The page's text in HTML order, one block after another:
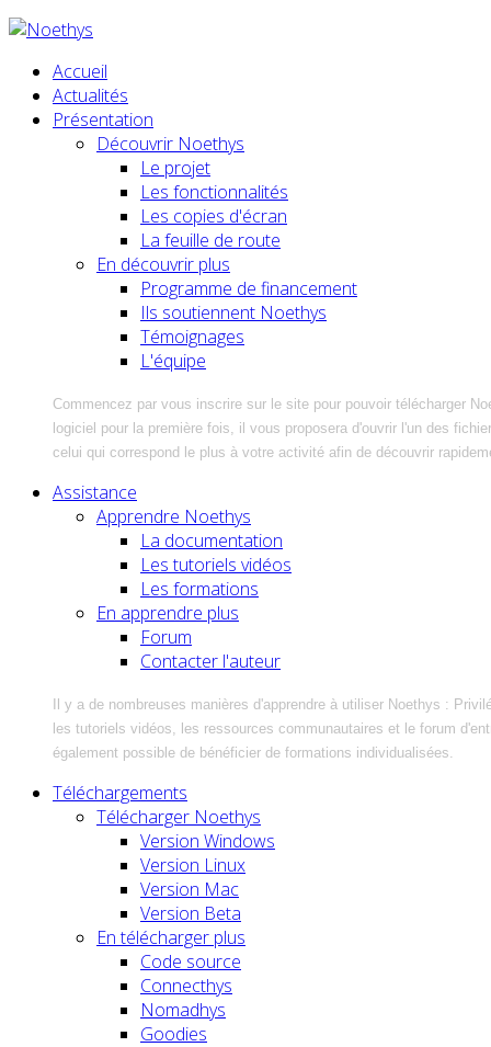
Accueil
Actualités
Présentation
Découvrir Noethys
Le projet
Les fonctionnalités
Les copies d'écran
La feuille de route
En découvrir plus
Programme de financement
Ils soutiennent Noethys
Témoignages
L'équipe
Commencez par vous inscrire sur le site pour pouvoir télécharger
logiciel pour la première fois, il vous proposera d'ouvrir l'un des
celui qui correspond le plus à votre activité afin de découvrir
Assistance
Apprendre Noethys
La documentation
Les tutoriels vidéos
Les formations
En apprendre plus
Forum
Contacter l'auteur
Il y a de nombreuses manières d'apprendre à utiliser Noethys :
les tutoriels vidéos, les ressources communautaires et le forum
également possible de bénéficier de formations individualisées.
Téléchargements
Télécharger Noethys
Version Windows
Version Linux
Version Mac
Version Beta
En télécharger plus
Code source
Connecthys
Nomadhys
Goodies